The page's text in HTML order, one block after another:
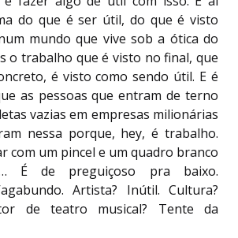
do que é ser útil, do que é visto
mundo que vive sob a ótica do
o trabalho que é visto no final, que
é visto como sendo útil. E é
as pessoas que entram de terno
vazias em empresas milionárias
nessa porque, hey, é trabalho.
com um pincel e um quadro branco
É de preguiçoso pra baixo.
Artista? Inútil. Cultura?
de teatro musical? Tente da